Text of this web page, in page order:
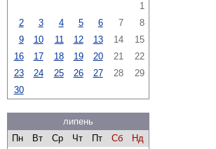
1
2
3 4 5 6 7
8
9
10 11 12 13 14
15
16
17 18 19 20 21
22
23
24 25 26 27 28
29
30
липень
Пн
Вт Ср Чт Пт Сб
Нд